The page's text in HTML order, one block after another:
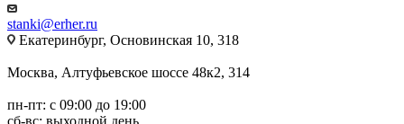
stanki@erher.ru
Екатеринбург, Основинская 10, 318
Москва, Алтуфьевское шоссе 48к2, 314
пн-пт: с 09:00 до 19:00
сб-вс: выходной день